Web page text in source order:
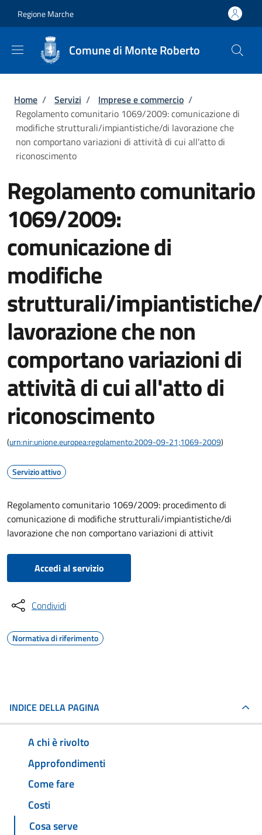
Regione Marche
Comune di Monte Roberto
Briciole di pane
Home / Servizi / Imprese e commercio /
Regolamento comunitario 1069/2009: comunicazione di
modifiche strutturali/impiantistiche/di lavorazione che
non comportano variazioni di attività di cui all'atto di
riconoscimento
Regolamento comunitario
1069/2009:
comunicazione di
modifiche
strutturali/
lavorazione che non
comportano variazioni di
attività di cui all'atto di
riconoscimento
(urn:nir:unione.europea:regolamento:2009-09-21;1069-2009)
Servizio attivo
Regolamento comunitario 1069/2009: procedimento di
comunicazione di modifiche strutturali/impiantistiche/di
lavorazione che non comportano variazioni di attivit
Accedi al servizio
Condividi
Normativa di riferimento
INDICE DELLA PAGINA
A chi è rivolto
Approfondimenti
Come fare
Costi
Cosa serve